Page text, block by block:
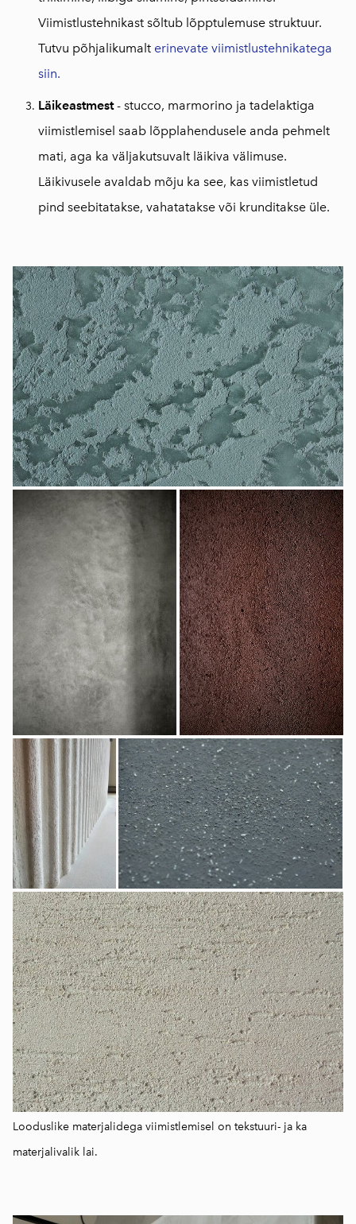
Viimistlustehnikast sõltub lõpptulemuse struktuur.
Tutvu põhjalikumalt erinevate viimistlustehnikatega
siin.
Läikeastmest- stucco, marmorino ja tadelaktiga
viimistlemisel saab lõpplahendusele anda pehmelt
mati, aga ka väljakutsuvalt läikiva välimuse.
Läikivusele avaldab mõju ka see, kas viimistletud
pind seebitatakse, vahatatakse või krunditakse üle.
Looduslike materjalidega viimistlemisel on tekstuuri- ja ka
materjalivalik lai.